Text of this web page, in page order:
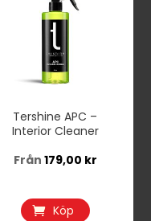
Tershine APC –
Interior Cleaner
Från 179,00 kr
Köp
produkten
varianter.
olika
kan